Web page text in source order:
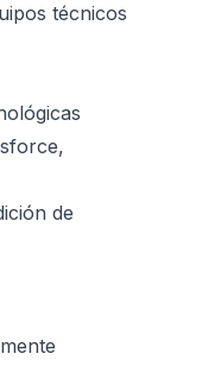
técnicos
de